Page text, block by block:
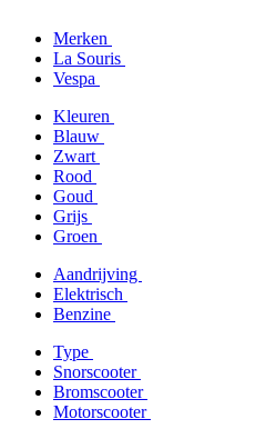
Merken
La Souris
Vespa
Kleuren
Blauw
Zwart
Rood
Goud
Grijs
Groen
Aandrijving
Elektrisch
Benzine
Type
Snorscooter
Bromscooter
Motorscooter